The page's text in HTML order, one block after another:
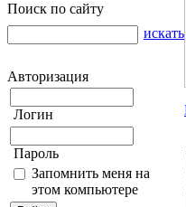
Поиск по сайту
искать
Авторизация
Логин
Пароль
Запомнить меня на
этом компьютере